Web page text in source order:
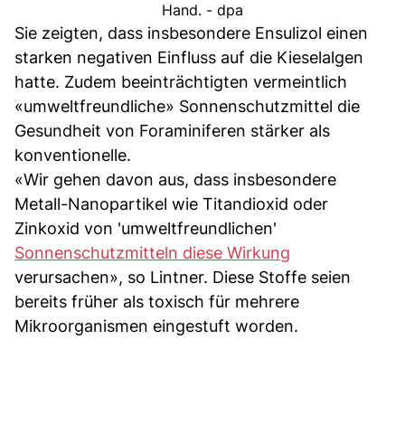
Hand. - dpa
Sie zeigten, dass insbesondere Ensulizol einen
starken negativen Einfluss auf die Kieselalgen
hatte. Zudem beeinträchtigten vermeintlich
«umweltfreundliche» Sonnenschutzmittel die
Gesundheit von Foraminiferen stärker als
konventionelle.
«Wir gehen davon aus, dass insbesondere
Metall-Nanopartikel wie Titandioxid oder
Zinkoxid von 'umweltfreundlichen'
Sonnenschutzmitteln diese Wirkung
verursachen», so Lintner. Diese Stoffe seien
bereits früher als toxisch für mehrere
Mikroorganismen eingestuft worden.